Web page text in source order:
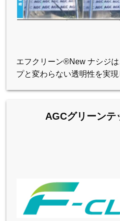
エフクリーン®New ナシジ
プと変わらない透明性を実現
AGCグリーンテ